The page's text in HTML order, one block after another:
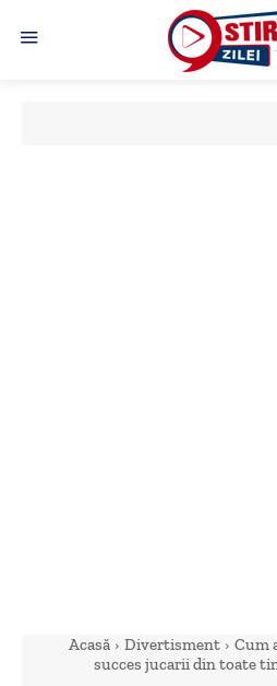
Acasă Divertisment
Cum
succes jucarii din toate